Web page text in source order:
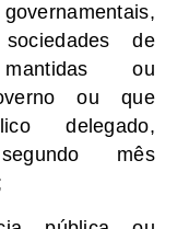
de
ou
ou que
delegado,
mês